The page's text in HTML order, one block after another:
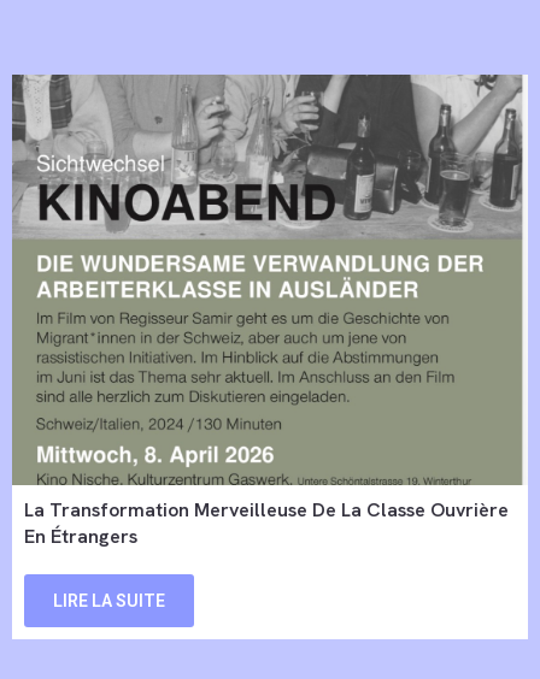
La Transformation Merveilleuse De La Classe Ouvrière
En Étrangers
LIRE LA SUITE